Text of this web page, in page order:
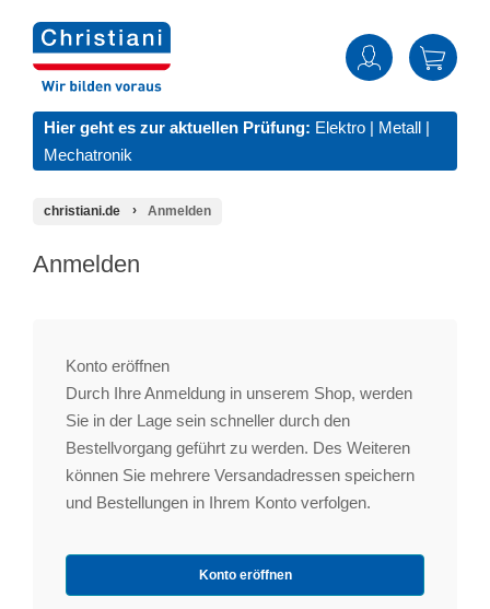
Hier geht es zur aktuellen Prüfung: Elektro | Metall |
Mechatronik
christiani.de Anmelden
Anmelden
Konto eröffnen
Durch Ihre Anmeldung in unserem Shop, werden
Sie in der Lage sein schneller durch den
Bestellvorgang geführt zu werden. Des Weiteren
können Sie mehrere Versandadressen speichern
und Bestellungen in Ihrem Konto verfolgen.
Konto eröffnen